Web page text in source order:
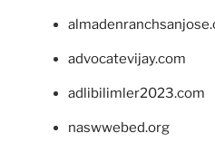
advocatevijay.com
adlibilimler2023.com
naswwebed.org